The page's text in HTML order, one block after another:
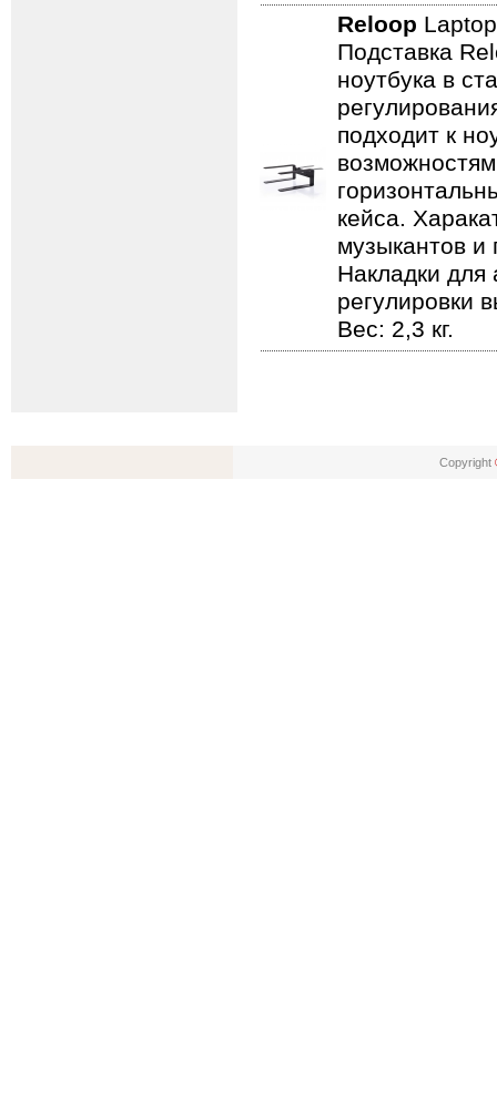
Reloop
Подставка
ноутбука в
подходит к
возможностям
кейса.
музыкантов и
Накладки для
регулировки
Вес: 2,3 кг.
Copyright